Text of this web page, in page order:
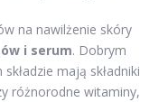
na nawilżenie skóry
i serum. Dobrym
mają składniki
różnorodne witaminy,